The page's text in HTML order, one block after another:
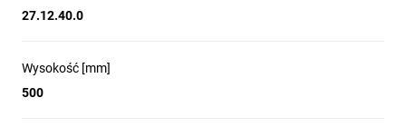
27.12.40.0
Wysokość [mm]
500